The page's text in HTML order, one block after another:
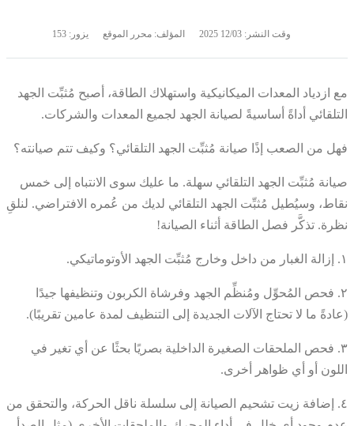
وقت النشر:12/03 2025 المؤلف: محرر الموقع يزور: 153
مع ازدياد المعدات الميكانيكية واستهلاك الطاقة، أصبح مُثبِّت الجهد
التلقائي أداةً أساسيةً لصيانة الجهد لجميع المعدات والشركات.
فهل من الصعب إذًا صيانة مُثبِّت الجهد التلقائي؟ وكيف تتم صيانته؟
صيانة مُثبِّت الجهد التلقائي سهلة. ما عليك سوى الانتباه إلى خمس
نقاط، وسيُطيل مُثبِّت الجهد التلقائي لديك من عُمره الافتراضي. لنلقِ
نظرة. تذكَّر فصل الطاقة أثناء الصيانة!
١. إزالة الغبار من داخل وخارج مُثبِّت الجهد الأوتوماتيكي.
٢. فحص المُحوِّل ومُنظِّم الجهد وفرشاة الكربون وتنظيفها جيدًا
(عادةً ما لا تحتاج الآلات الجديدة إلى التنظيف لمدة عامين تقريبًا).
٣. فحص الملحقات الصغيرة الداخلية بصريًا بحثًا عن أي تغير في
اللون أو أي ظواهر أخرى.
٤. إضافة زيت تشحيم الصيانة إلى سلسلة ناقل الحركة، والتحقق من